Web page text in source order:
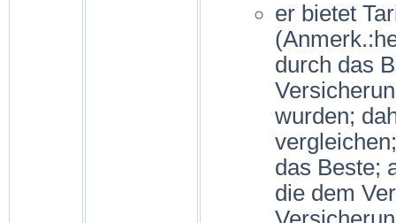
er bietet
durch das
wurden;
das Beste;
die dem